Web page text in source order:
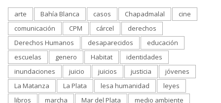
arte Bahía Blanca casos Chapadmalal
cine
comunicación
CPM cárcel
derechos
Derechos Humanos
desaparecidos
educación
escuelas
genero Habitat
identidades
inundaciones
juicio juicios justicia
jóvenes
La Matanza
La Plata lesa humanidad
leyes
libros
marcha Mar del Plata
medio ambiente